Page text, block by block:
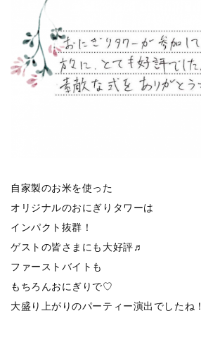
自家製のお米を使った
オリジナルのおにぎりタワーは
インパクト抜群！
ゲストの皆さまにも大好評♬
ファーストバイトも
もちろんおにぎりで♡
大盛り上がりのパーティー演出でしたね！